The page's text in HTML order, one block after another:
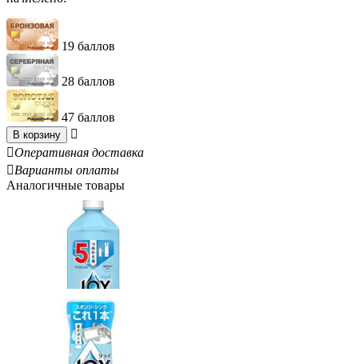
19 баллов
28 баллов
47 баллов
В корзину

Оперативная доставка
Варианты оплаты
Аналогичные товары